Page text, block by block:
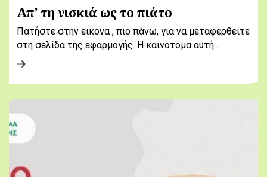
Απ’ τη νισκιά ως το πιάτο
Πατήστε στην εικόνα , πιο πάνω, για να μεταφερθείτε
στη σελίδα της εφαρμογής. Η καινοτόμα αυτή…